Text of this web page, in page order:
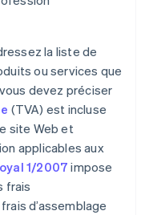
la liste de
ou services que
devez préciser
(TVA) est incluse
site Web et
applicables aux
1/2007 impose
frais
d’assemblage